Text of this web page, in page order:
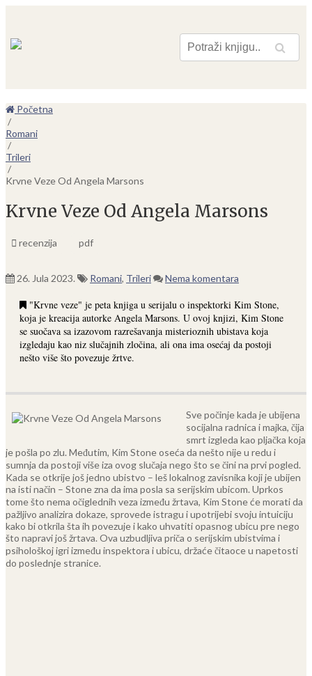
Pretraga
Početna
/
Romani
/
Trileri
/
Krvne Veze Od Angela Marsons
Krvne Veze Od Angela Marsons
recenzija pdf
26. Jula 2023. Romani, Trileri Nema komentara
"Krvne veze" je peta knjiga u serijalu o inspektorki Kim Stone,
koja je kreacija autorke Angela Marsons. U ovoj knjizi, Kim Stone
se suočava sa izazovom razrešavanja misterioznih ubistava koja
izgledaju kao niz slučajnih zločina, ali ona ima osećaj da postoji
nešto više što povezuje žrtve.
Sve počinje kada je ubijena
socijalna radnica i majka, čija
smrt izgleda kao pljačka koja
je pošla po zlu. Međutim, Kim Stone oseća da nešto nije u redu i
sumnja da postoji više iza ovog slučaja nego što se čini na prvi pogled.
Kada se otkrije još jedno ubistvo – leš lokalnog zavisnika koji je ubijen
na isti način – Stone zna da ima posla sa serijskim ubicom. Uprkos
tome što nema očiglednih veza između žrtava, Kim Stone će morati da
pažljivo analizira dokaze, sprovede istragu i upotrijebi svoju intuiciju
kako bi otkrila šta ih povezuje i kako uhvatiti opasnog ubicu pre nego
što napravi još žrtava. Ova uzbudljiva priča o serijskim ubistvima i
psihološkoj igri između inspektora i ubicu, držaće čitaoce u napetosti
do poslednje stranice.